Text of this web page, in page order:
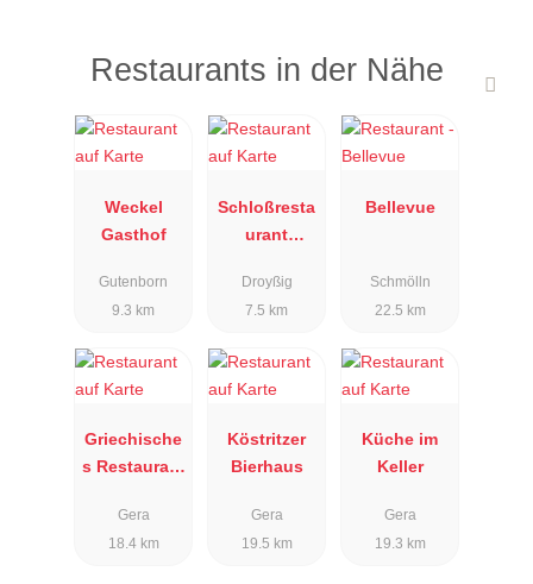
Restaurants in der Nähe
Weckel
Gasthof
Gutenborn
9.3 km
Schloßresta
urant
Droyßig
7.5 km
Bellevue
Schmölln
22.5 km
Griechische
s Restaurant
Gera
18.4 km
Köstritzer
Bierhaus
Gera
19.5 km
Küche im
Keller
Gera
19.3 km